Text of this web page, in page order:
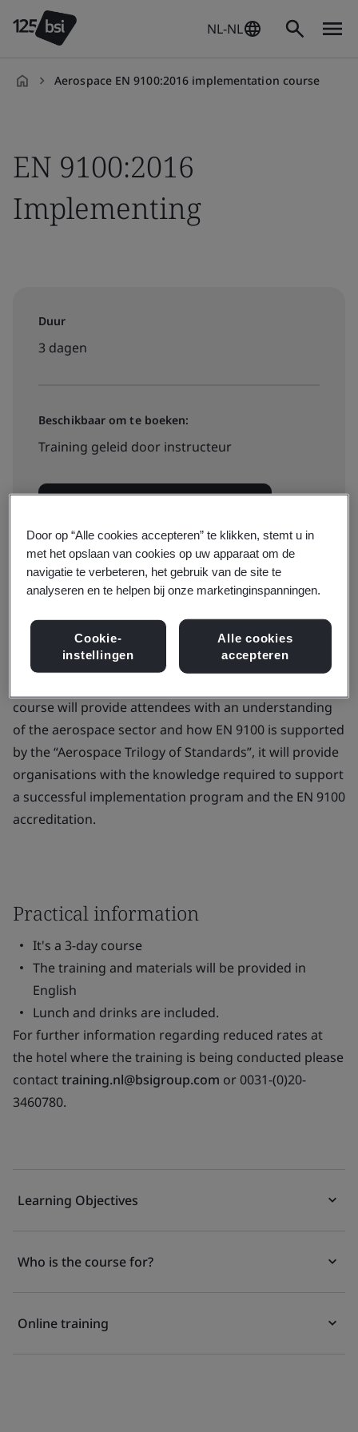
NL-NL
Aerospace EN 9100:2016 implementation course
EN 9100:2016
Implementing
Duur
3 dagen
Beschikbaar om te boeken:
Training geleid door instructeur
View dates, locations and prices
Our EN 9100 implementation course has been
specifically designed to support both individuals and
companies who are in the process off or interested in
course will provide attendees with an understanding
of the aerospace sector and how EN 9100 is supported
by the “Aerospace Trilogy of Standards”, it will provide
organisations with the knowledge required to support
a successful implementation program and the EN 9100
accreditation.
Practical information
It's a 3-day course
The training and materials will be provided in
English
Lunch and drinks are included.
For further information regarding reduced rates at
the hotel where the training is being conducted please
contacttraining.nl@bsigroup.com or 0031-(0)20-
3460780.
Learning Objectives
Who is the course for?
Online training
Door op “Alle cookies accepteren” te klikken, stemt u in
met het opslaan van cookies op uw apparaat om de
navigatie te verbeteren, het gebruik van de site te
analyseren en te helpen bij onze marketinginspanningen.
Cookie-
instellingen
Alle cookies
accepteren